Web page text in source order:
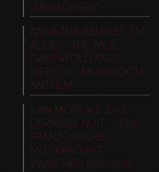
„ERWACHSEN“
ANNA TUR REMIXES „I’M
ALIVE“ – THE PAUL
OAKENFOLD AND
INFECTED MUSHROOM
ANTHEM
ILAN MOREAU: „UNE
DERNIÈRE NUIT“ – EIN
FRANZÖSISCHES
MUSIKPROJEKT
ZWISCHEN EMOTION